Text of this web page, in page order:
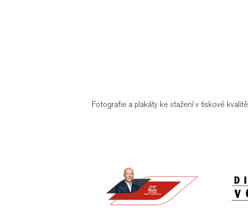
Fotografie a plakáty ke stažení v tiskové kvalitě